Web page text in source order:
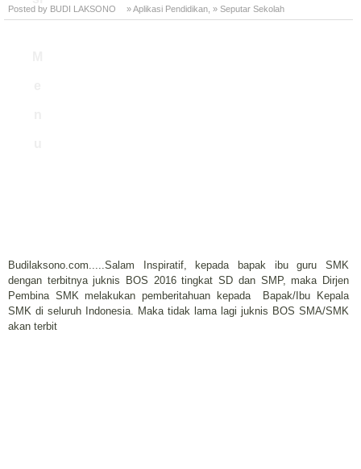
Posted by BUDI LAKSONO » Aplikasi Pendidikan » Seputar Sekolah
Budilaksono.com.....Salam Inspiratif, kepada bapak ibu guru SMK
dengan terbitnya juknis BOS 2016 tingkat SD dan SMP, maka Dirjen
Pembina SMK melakukan pemberitahuan kepada Bapak/Ibu Kepala
SMK di seluruh Indonesia. Maka tidak lama lagi juknis BOS SMA/SMK
akan terbit